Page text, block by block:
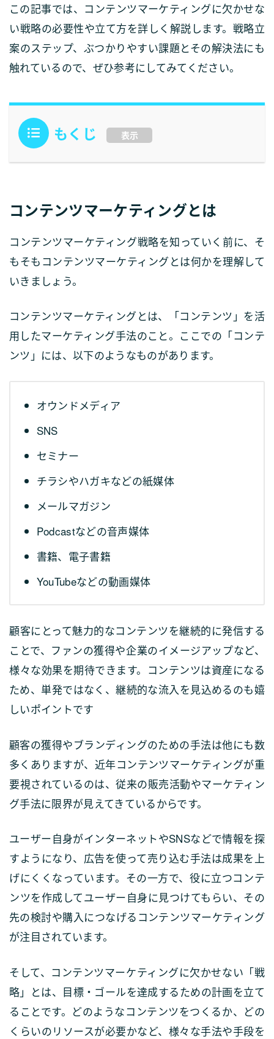
この記事では、コンテンツマーケティングに欠かせな
い戦略の必要性や立て方を詳しく解説します。戦略立
案のステップ、ぶつかりやすい課題とその解決法にも
触れているので、ぜひ参考にしてみてください。
もくじ 表示
コンテンツマーケティングとは
コンテンツマーケティング戦略を知っていく前に、そ
もそもコンテンツマーケティングとは何かを理解して
いきましょう。
コンテンツマーケティングとは、「コンテンツ」を活
用したマーケティング手法のこと。ここでの「コンテ
ンツ」には、以下のようなものがあります。
オウンドメディア
SNS
セミナー
チラシやハガキなどの紙媒体
メールマガジン
Podcastなどの音声媒体
書籍、電子書籍
YouTubeなどの動画媒体
顧客にとって魅力的なコンテンツを継続的に発信する
ことで、ファンの獲得や企業のイメージアップなど、
様々な効果を期待できます。コンテンツは資産になる
ため、単発ではなく、継続的な流入を見込めるのも嬉
しいポイントです
顧客の獲得やブランディングのための手法は他にも数
多くありますが、近年コンテンツマーケティングが重
要視されているのは、従来の販売活動やマーケティン
グ手法に限界が見えてきているからです。
ユーザー自身がインターネットやSNSなどで情報を探
すようになり、広告を使って売り込む手法は成果を上
げにくくなっています。その一方で、役に立つコンテ
ンツを作成してユーザー自身に見つけてもらい、その
先の検討や購入につなげるコンテンツマーケティング
が注目されています。
そして、コンテンツマーケティングに欠かせない「戦
略」とは、目標・ゴールを達成するための計画を立て
ることです。どのようなコンテンツをつくるか、どの
くらいのリソースが必要かなど、様々な手法や手段を